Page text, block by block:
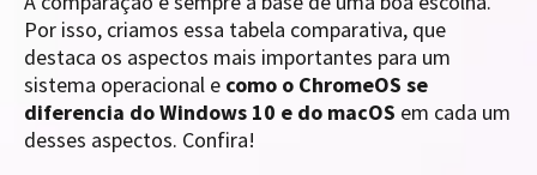
Por isso, criamos essa tabela comparativa, que
destaca os aspectos mais importantes para um
sistema operacional e como o ChromeOS se
diferencia do Windows 10 e do macOS em cada um
desses aspectos. Confira!